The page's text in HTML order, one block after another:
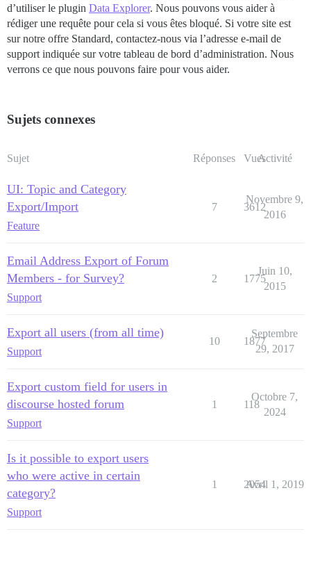
d’utiliser le plugin Data Explorer. Nous pouvons vous aider à
rédiger une requête pour cela si vous êtes bloqué. Si votre site est
sur notre offre Standard, contactez-nous via l’adresse e-mail de
support indiquée sur votre tableau de bord d’administration. Nous
verrons ce que nous pouvons faire pour vous aider.
Sujets connexes
Sujet Réponses VuesActivité
UI: Topic and Category
Export/Import
Feature
7 3612
Novembre 9,
2016
Email Address Export of Forum
Members - for Survey?
Support
2 1775
Juin 10,
2015
Export all users (from all time)
Support
10 1877
Septembre
29, 2017
Export custom field for users in
discourse hosted forum
Support
1 118
Octobre 7,
2024
Is it possible to export users
who were active in certain
category?
Support
1 2054
Avril 1, 2019